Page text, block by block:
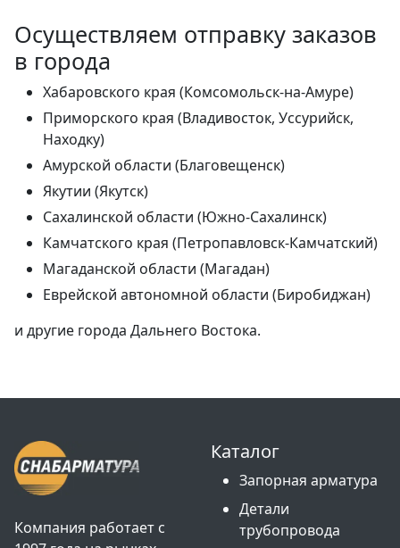
Осуществляем отправку заказов
в города
Хабаровского края (Комсомольск-на-Амуре)
Приморского края (Владивосток, Уссурийск,
Находку)
Амурской области (Благовещенск)
Якутии (Якутск)
Сахалинской области (Южно-Сахалинск)
Камчатского края (Петропавловск-Камчатский)
Магаданской области (Магадан)
Еврейской автономной области (Биробиджан)
и другие города Дальнего Востока.
Компания работает с
Каталог
Запорная арматура
Детали
трубопровода